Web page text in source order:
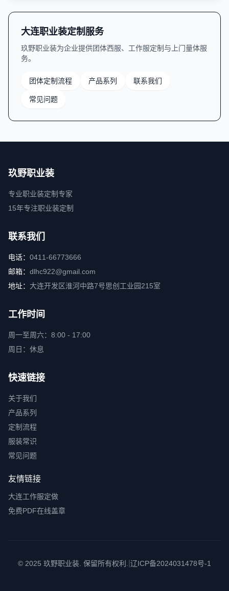
大连职业装定制服务
玖野职业装为企业提供团体西服、工作服定制与上门量体服
务。
团体定制流程 产品系列 联系我们
常见问题
玖野职业装
专业职业装定制专家
15年专注职业装定制
联系我们
电话： 0411-66773666
邮箱： dlhc922@gmail.com
地址： 大连开发区淮河中路7号思创工业园215室
工作时间
周一至周六：8:00 - 17:00
周日：休息
快速链接
关于我们
产品系列
定制流程
服装常识
常见问题
友情链接
大连工作服定做
免费PDF在线盖章
© 2025 玖野职业装. 保留所有权利. 辽ICP备2024031478号-1